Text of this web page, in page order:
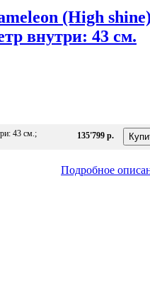
(High
внутри: 43 см.
43 см.;
135'799 р.
Подробное